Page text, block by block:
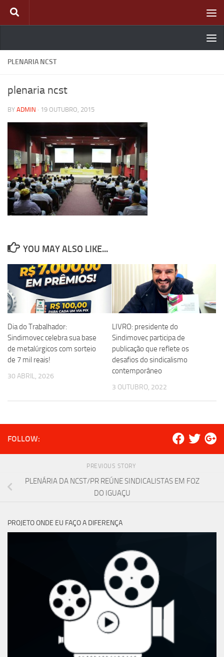
Skip to content
PLENARIA NCST
plenaria ncst
BY ADMIN · 19 OUTUBRO, 2015
YOU MAY ALSO LIKE...
Dia do Trabalhador:
Sindimovec celebra sua base
de metalúrgicos com sorteio
de 7 mil reais!
30 ABRIL, 2026
LIVRO: presidente do
Sindimovec participa de
publicação que reflete os
desafios do sindicalismo
contemporâneo
3 OUTUBRO, 2022
FOLLOW:
PREVIOUS STORY
PLENÁRIA DA NCST/PR REÚNE SINDICALISTAS EM FOZ
DO IGUAÇU
PROJETO ONDE EU FAÇO A DIFERENÇA